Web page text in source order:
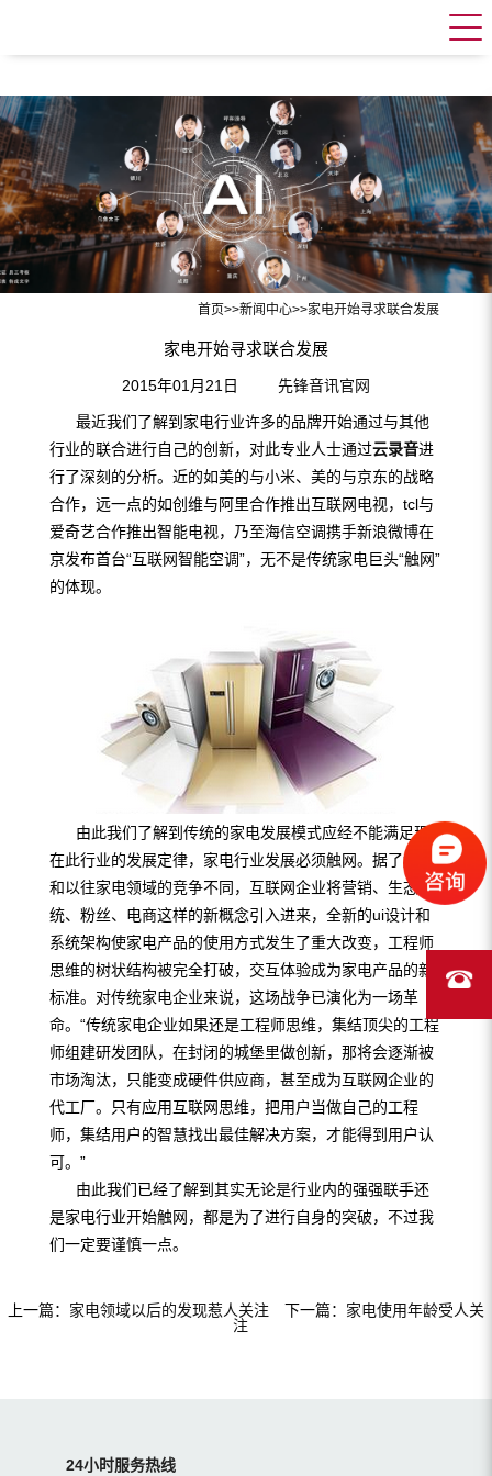
首页>>新闻中心>>家电开始寻求联合发展
家电开始寻求联合发展
2015年01月21日 先锋音讯官网
最近我们了解到家电行业许多的品牌开始通过与其他
行业的联合进行自己的创新，对此专业人士通过云录音进
行了深刻的分析。近的如美的与小米、美的与京东的战略
合作，远一点的如创维与阿里合作推出互联网电视，tcl与
爱奇艺合作推出智能电视，乃至海信空调携手新浪微博在
京发布首台“互联网智能空调”，无不是传统家电巨头“触网”
的体现。
由此我们了解到传统的家电发展模式应经不能满足现
在此行业的发展定律，家电行业发展必须触网。据了解，
和以往家电领域的竞争不同，互联网企业将营销、生态系
统、粉丝、电商这样的新概念引入进来，全新的ui设计和
系统架构使家电产品的使用方式发生了重大改变，工程师
思维的树状结构被完全打破，交互体验成为家电产品的新
标准。对传统家电企业来说，这场战争已演化为一场革
命。“传统家电企业如果还是工程师思维，集结顶尖的工程
师组建研发团队，在封闭的城堡里做创新，那将会逐渐被
市场淘汰，只能变成硬件供应商，甚至成为互联网企业的
代工厂。只有应用互联网思维，把用户当做自己的工程
师，集结用户的智慧找出最佳解决方案，才能得到用户认
可。”
由此我们已经了解到其实无论是行业内的强强联手还
是家电行业开始触网，都是为了进行自身的突破，不过我
们一定要谨慎一点。
上一篇： 家电领域以后的发现惹人关注 下一篇： 家电使用年龄受人关
注
24小时服务热线